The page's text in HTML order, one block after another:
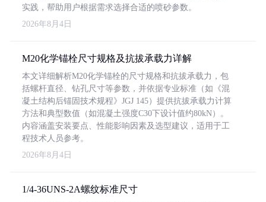
实践，帮助用户根据需求选择合适的喷砂参数。
2026年8月4日
M20化学锚栓尺寸规格及抗拔承载力详解
本文详细解析M20化学锚栓的尺寸规格和抗拔承载力，包
括螺杆直径、钻孔尺寸等参数，并依据专业标准（如《混
凝土结构后锚固技术规程》JGJ 145）提供抗拔承载力计算
方法和典型数值（如混凝土强度C30下设计值约80kN）。
内容涵盖安装要点、性能影响因素及选型建议，适用于工
程技术人员参考。
2026年8月4日
1/4-36UNS-2A螺纹标准尺寸